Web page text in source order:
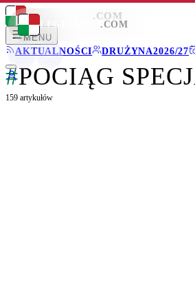
LEGIONISCI .COM
MENU
AKTUALNOŚCI
DRUŻYNA2026/27
LEGIONISCI .COM
#POCIĄG
159 artykułów